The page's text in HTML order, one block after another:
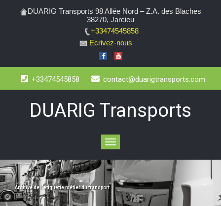
DUARIG Transports 98 Allée Nord – Z.A. des Blaches
38270, Jarcieu
+33474545858
Ecrivez-nous
+33474545858 contact@duarigtransports.com
DUARIG Transports
Toggle
navigation
Archive de l’étiquettemétier du transport